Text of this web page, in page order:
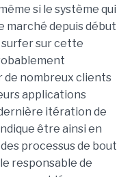
si le système qui
marché depuis début
surfer sur cette
de nombreux clients
applications
itération de
être ainsi en
processus de bout
responsable de